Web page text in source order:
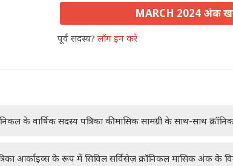
MARCH 2024 अंक
पूर्व सदस्य?लॉग इन करें
के वार्षिक सदस्य पत्रिका की मासिक सामग्री के साथ-साथ
आर्काइव्स के रूप में सिविल सर्विसेज़ क्रॉनिकल मासिक अंक के